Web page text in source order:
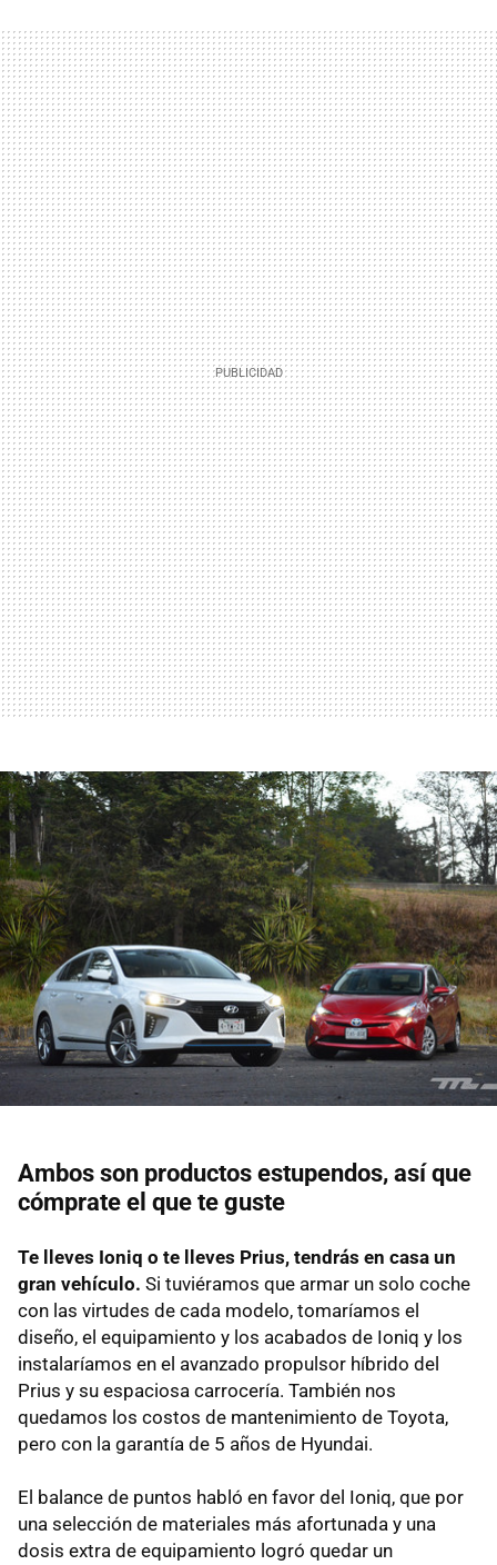
Ambos son productos estupendos, así que
cómprate el que te guste
Te lleves Ioniq o te lleves Prius, tendrás en casa un
gran vehículo. Si tuviéramos que armar un solo coche
con las virtudes de cada modelo, tomaríamos el
diseño, el equipamiento y los acabados de Ioniq y los
instalaríamos en el avanzado propulsor híbrido del
Prius y su espaciosa carrocería. También nos
quedamos los costos de mantenimiento de Toyota,
pero con la garantía de 5 años de Hyundai.
El balance de puntos habló en favor del Ioniq, que por
una selección de materiales más afortunada y una
dosis extra de equipamiento logró quedar un